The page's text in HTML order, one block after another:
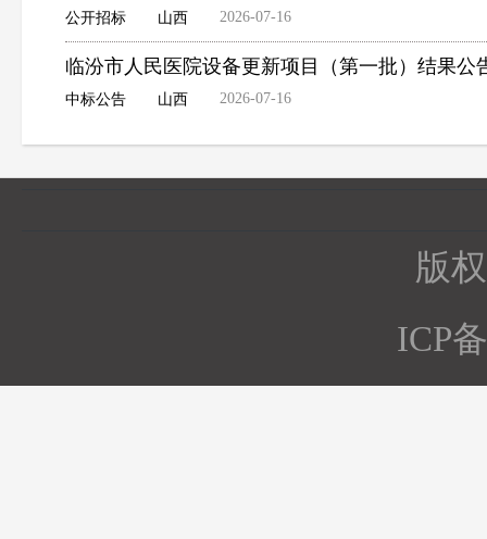
公开招标 山西 2026-07-16
临汾市人民医院设备更新项目（第一批）结果公
中标公告 山西 2026-07-16
版
ICP